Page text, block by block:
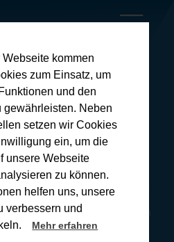
kommen
zum Einsatz, um
und den
gewährleisten. Neben
setzen wir Cookies
ein, um die
unsere Webseite
zu können.
helfen uns, unsere
verbessern und
Mehr erfahren
Informationen zu
praxisnahen Tipps für
Unsere Downloads
um Ihre
und korrekt zu erstellen. Wir
Laufenden über Änderungen
Auswirkungen. Wenn Sie